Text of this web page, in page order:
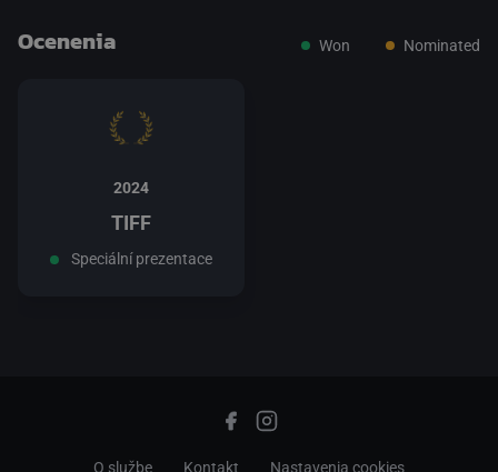
prepnite na prehrávač HTML5
Ocenenia Won Nominated
2024
TIFF
Speciální prezentace
O službe Kontakt Nastavenia cookies